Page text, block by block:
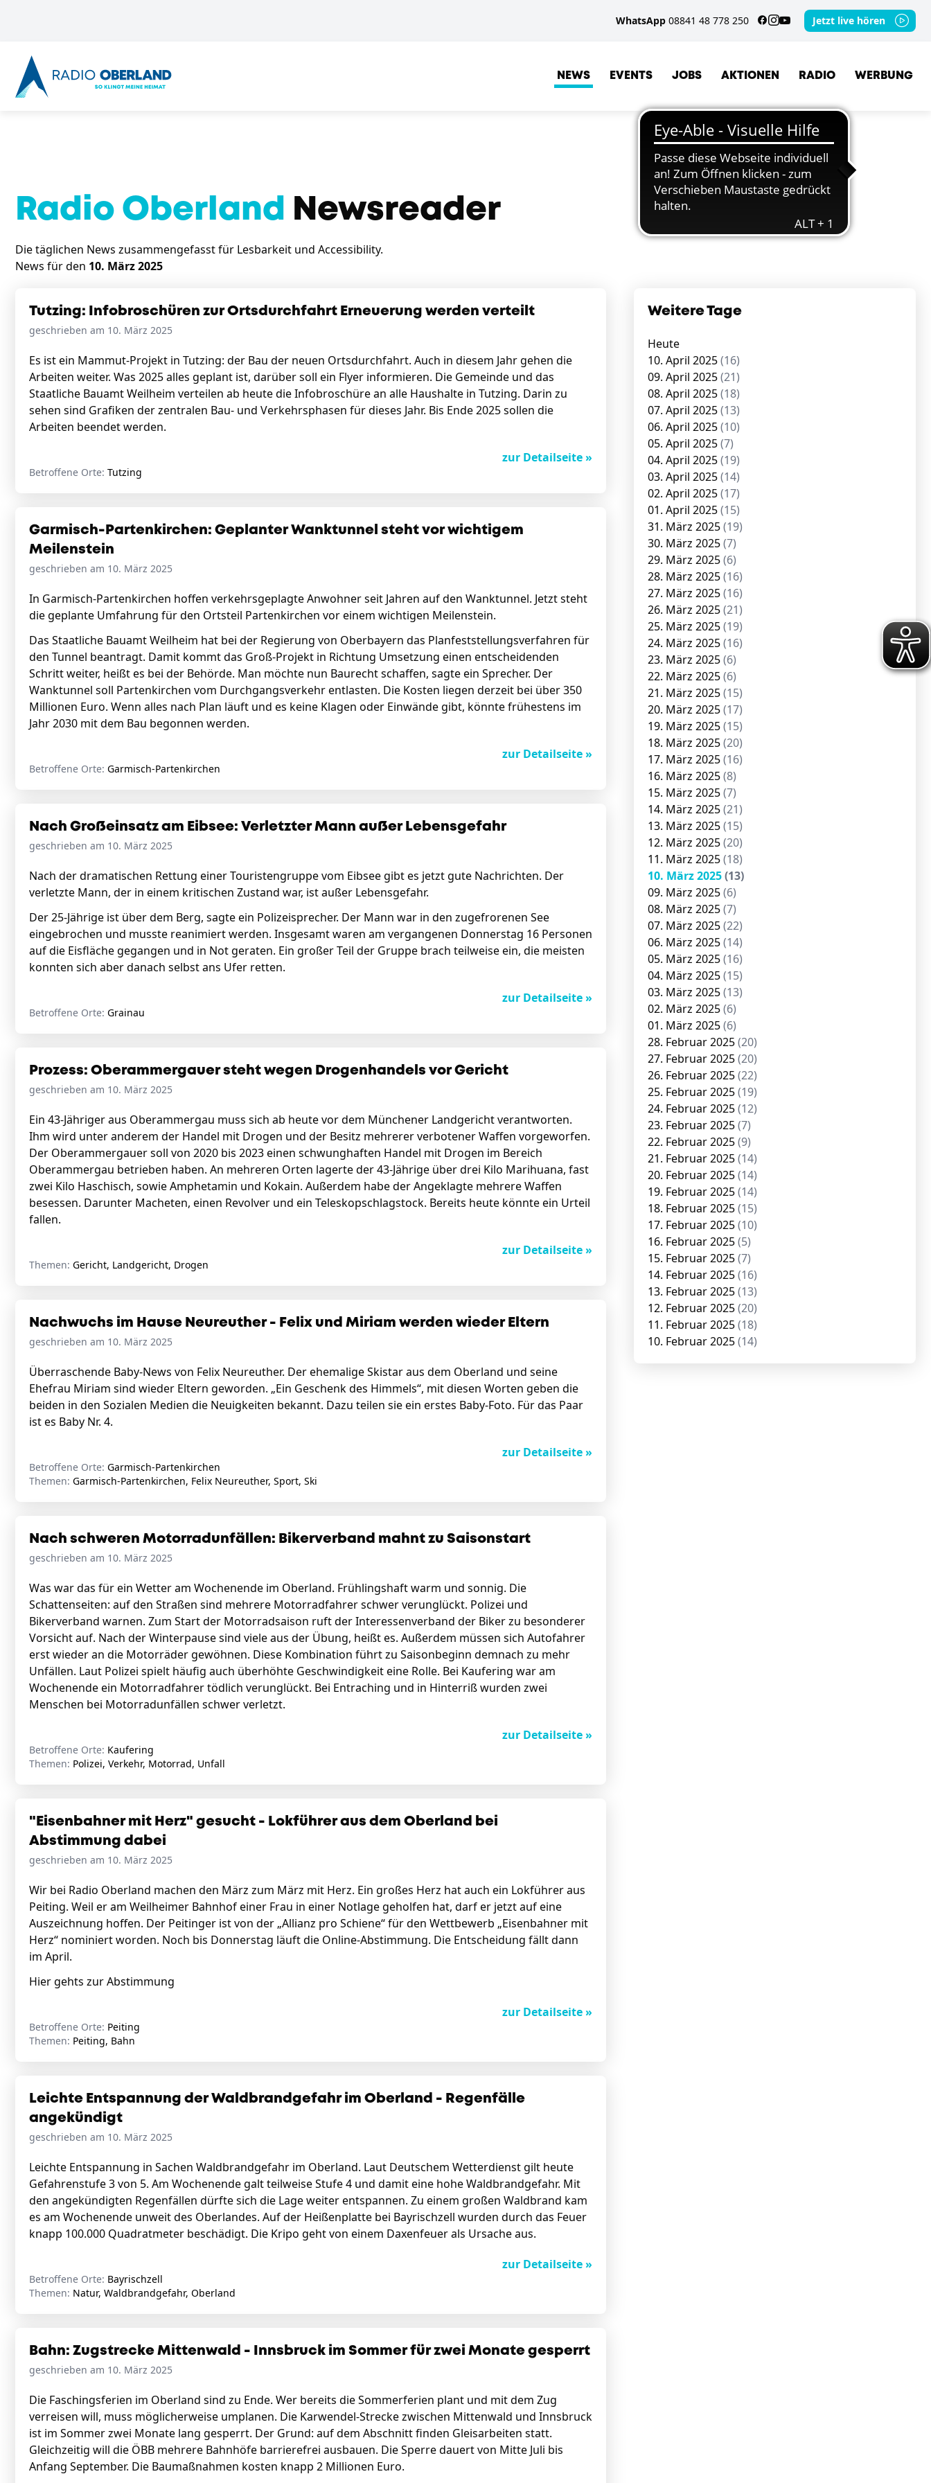
WhatsApp 08841 48 778 250 Jetzt live hören
NEWS EVENTS JOBS AKTIONEN RADIO WERBUNG
Radio Oberland Newsreader
Die täglichen News zusammengefasst für Lesbarkeit und Accessibility.
News für den 10. März 2025
Tutzing: Infobroschüren zur Ortsdurchfahrt Erneuerung werden verteilt
geschrieben am 10. März 2025
Es ist ein Mammut-Projekt in Tutzing: der Bau der neuen Ortsdurchfahrt. Auch in diesem Jahr gehen die
Arbeiten weiter. Was 2025 alles geplant ist, darüber soll ein Flyer informieren. Die Gemeinde und das
Staatliche Bauamt Weilheim verteilen ab heute die Infobroschüre an alle Haushalte in Tutzing. Darin zu
sehen sind Grafiken der zentralen Bau- und Verkehrsphasen für dieses Jahr. Bis Ende 2025 sollen die
Arbeiten beendet werden.
zur Detailseite »
Betroffene Orte: Tutzing
Garmisch-Partenkirchen: Geplanter Wanktunnel steht vor wichtigem
Meilenstein
geschrieben am 10. März 2025
In Garmisch-Partenkirchen hoffen verkehrsgeplagte Anwohner seit Jahren auf den Wanktunnel. Jetzt steht
die geplante Umfahrung für den Ortsteil Partenkirchen vor einem wichtigen Meilenstein.
Das Staatliche Bauamt Weilheim hat bei der Regierung von Oberbayern das Planfeststellungsverfahren für
den Tunnel beantragt. Damit kommt das Groß-Projekt in Richtung Umsetzung einen entscheidenden
Schritt weiter, heißt es bei der Behörde. Man möchte nun Baurecht schaffen, sagte ein Sprecher. Der
Wanktunnel soll Partenkirchen vom Durchgangsverkehr entlasten. Die Kosten liegen derzeit bei über 350
Millionen Euro. Wenn alles nach Plan läuft und es keine Klagen oder Einwände gibt, könnte frühestens im
Jahr 2030 mit dem Bau begonnen werden.
zur Detailseite »
Betroffene Orte: Garmisch-Partenkirchen
Nach Großeinsatz am Eibsee: Verletzter Mann außer Lebensgefahr
geschrieben am 10. März 2025
Nach der dramatischen Rettung einer Touristengruppe vom Eibsee gibt es jetzt gute Nachrichten. Der
verletzte Mann, der in einem kritischen Zustand war, ist außer Lebensgefahr.
Der 25-Jährige ist über dem Berg, sagte ein Polizeisprecher. Der Mann war in den zugefrorenen See
eingebrochen und musste reanimiert werden. Insgesamt waren am vergangenen Donnerstag 16 Personen
auf die Eisfläche gegangen und in Not geraten. Ein großer Teil der Gruppe brach teilweise ein, die meisten
konnten sich aber danach selbst ans Ufer retten.
zur Detailseite »
Betroffene Orte: Grainau
Prozess: Oberammergauer steht wegen Drogenhandels vor Gericht
geschrieben am 10. März 2025
Ein 43-Jähriger aus Oberammergau muss sich ab heute vor dem Münchener Landgericht verantworten.
Ihm wird unter anderem der Handel mit Drogen und der Besitz mehrerer verbotener Waffen vorgeworfen.
Der Oberammergauer soll von 2020 bis 2023 einen schwunghaften Handel mit Drogen im Bereich
Oberammergau betrieben haben. An mehreren Orten lagerte der 43-Jährige über drei Kilo Marihuana, fast
zwei Kilo Haschisch, sowie Amphetamin und Kokain. Außerdem habe der Angeklagte mehrere Waffen
besessen. Darunter Macheten, einen Revolver und ein Teleskopschlagstock. Bereits heute könnte ein Urteil
fallen.
zur Detailseite »
Themen: Gericht, Landgericht, Drogen
Nachwuchs im Hause Neureuther - Felix und Miriam werden wieder Eltern
geschrieben am 10. März 2025
Überraschende Baby-News von Felix Neureuther. Der ehemalige Skistar aus dem Oberland und seine
Ehefrau Miriam sind wieder Eltern geworden. „Ein Geschenk des Himmels“, mit diesen Worten geben die
beiden in den Sozialen Medien die Neuigkeiten bekannt. Dazu teilen sie ein erstes Baby-Foto. Für das Paar
ist es Baby Nr. 4.
zur Detailseite »
Betroffene Orte: Garmisch-Partenkirchen
Themen: Garmisch-Partenkirchen, Felix Neureuther, Sport, Ski
Nach schweren Motorradunfällen: Bikerverband mahnt zu Saisonstart
geschrieben am 10. März 2025
Was war das für ein Wetter am Wochenende im Oberland. Frühlingshaft warm und sonnig. Die
Schattenseiten: auf den Straßen sind mehrere Motorradfahrer schwer verunglückt. Polizei und
Bikerverband warnen. Zum Start der Motorradsaison ruft der Interessenverband der Biker zu besonderer
Vorsicht auf. Nach der Winterpause sind viele aus der Übung, heißt es. Außerdem müssen sich Autofahrer
erst wieder an die Motorräder gewöhnen. Diese Kombination führt zu Saisonbeginn demnach zu mehr
Unfällen. Laut Polizei spielt häufig auch überhöhte Geschwindigkeit eine Rolle. Bei Kaufering war am
Wochenende ein Motorradfahrer tödlich verunglückt. Bei Entraching und in Hinterriß wurden zwei
Menschen bei Motorradunfällen schwer verletzt.
zur Detailseite »
Betroffene Orte: Kaufering
Themen: Polizei, Verkehr, Motorrad, Unfall
"Eisenbahner mit Herz" gesucht - Lokführer aus dem Oberland bei
Abstimmung dabei
geschrieben am 10. März 2025
Wir bei Radio Oberland machen den März zum März mit Herz. Ein großes Herz hat auch ein Lokführer aus
Peiting. Weil er am Weilheimer Bahnhof einer Frau in einer Notlage geholfen hat, darf er jetzt auf eine
Auszeichnung hoffen. Der Peitinger ist von der „Allianz pro Schiene“ für den Wettbewerb „Eisenbahner mit
Herz“ nominiert worden. Noch bis Donnerstag läuft die Online-Abstimmung. Die Entscheidung fällt dann
im April.
Hier gehts zur Abstimmung
zur Detailseite »
Betroffene Orte: Peiting
Themen: Peiting, Bahn
Leichte Entspannung der Waldbrandgefahr im Oberland - Regenfälle
angekündigt
geschrieben am 10. März 2025
Leichte Entspannung in Sachen Waldbrandgefahr im Oberland. Laut Deutschem Wetterdienst gilt heute
Gefahrenstufe 3 von 5. Am Wochenende galt teilweise Stufe 4 und damit eine hohe Waldbrandgefahr. Mit
den angekündigten Regenfällen dürfte sich die Lage weiter entspannen. Zu einem großen Waldbrand kam
es am Wochenende unweit des Oberlandes. Auf der Heißenplatte bei Bayrischzell wurden durch das Feuer
knapp 100.000 Quadratmeter beschädigt. Die Kripo geht von einem Daxenfeuer als Ursache aus.
zur Detailseite »
Betroffene Orte: Bayrischzell
Themen: Natur, Waldbrandgefahr, Oberland
Bahn: Zugstrecke Mittenwald - Innsbruck im Sommer für zwei Monate gesperrt
geschrieben am 10. März 2025
Die Faschingsferien im Oberland sind zu Ende. Wer bereits die Sommerferien plant und mit dem Zug
verreisen will, muss möglicherweise umplanen. Die Karwendel-Strecke zwischen Mittenwald und Innsbruck
ist im Sommer zwei Monate lang gesperrt. Der Grund: auf dem Abschnitt finden Gleisarbeiten statt.
Gleichzeitig will die ÖBB mehrere Bahnhöfe barrierefrei ausbauen. Die Sperre dauert von Mitte Juli bis
Anfang September. Die Baumaßnahmen kosten knapp 2 Millionen Euro.
Weitere Tage
Heute
10. April 2025(16)
09. April 2025(21)
08. April 2025(18)
07. April 2025(13)
06. April 2025(10)
05. April 2025(7)
04. April 2025(19)
03. April 2025(14)
02. April 2025(17)
01. April 2025(15)
31. März 2025(19)
30. März 2025(7)
29. März 2025(6)
28. März 2025(16)
27. März 2025(16)
26. März 2025(21)
25. März 2025(19)
24. März 2025(16)
23. März 2025(6)
22. März 2025(6)
21. März 2025(15)
20. März 2025(17)
19. März 2025(15)
18. März 2025(20)
17. März 2025(16)
16. März 2025(8)
15. März 2025(7)
14. März 2025(21)
13. März 2025(15)
12. März 2025(20)
11. März 2025(18)
10. März 2025(13)
09. März 2025(6)
08. März 2025(7)
07. März 2025(22)
06. März 2025(14)
05. März 2025(16)
04. März 2025(15)
03. März 2025(13)
02. März 2025(6)
01. März 2025(6)
28. Februar 2025(20)
27. Februar 2025(20)
26. Februar 2025(22)
25. Februar 2025(19)
24. Februar 2025(12)
23. Februar 2025(7)
22. Februar 2025(9)
21. Februar 2025(14)
20. Februar 2025(14)
19. Februar 2025(14)
18. Februar 2025(15)
17. Februar 2025(10)
16. Februar 2025(5)
15. Februar 2025(7)
14. Februar 2025(16)
13. Februar 2025(13)
12. Februar 2025(20)
11. Februar 2025(18)
10. Februar 2025(14)